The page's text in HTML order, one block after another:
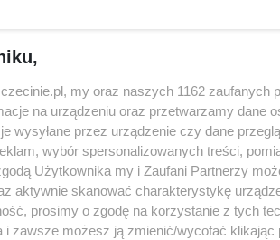
niedźwiadek. Miał kochającą
dzieje z Misiaczkiem? Miłość,
my oraz naszych 1162 zaufanych
na urządzeniu oraz przetwarzamy dane
wysyłane przez urządzenie czy dane
wybór spersonalizowanych treści,
Użytkownika my i Zaufani Partnerzy
aktywnie skanować charakterystykę
prosimy o zgodę na korzystanie z tych
i zawsze możesz ją zmienić/wycofać